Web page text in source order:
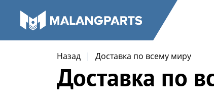
Назад Доставка по всему миру
Доставка по